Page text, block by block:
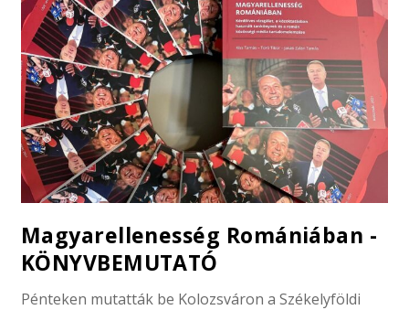
Magyarellenesség Romániában -
KÖNYVBEMUTATÓ
Pénteken mutatták be Kolozsváron a Székelyföldi